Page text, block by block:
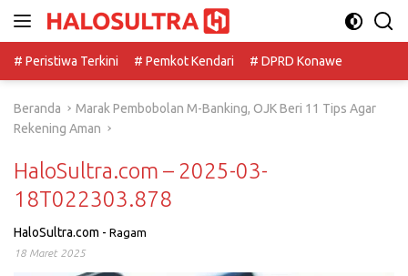
# Peristiwa Terkini
# Pemkot Kendari # DPRD Konawe
Beranda
Marak Pembobolan M-Banking, OJK Beri 11 Tips Agar
Rekening Aman
HaloSultra.com – 2025-03-
18T022303.878
HaloSultra.com - Ragam
18 Maret 2025